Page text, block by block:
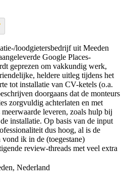
loodgietersbedrijf uit Meeden
Google Places-
geprezen om vakkundig werk,
heldere uitleg tijdens het
tot installatie van CV-ketels (o.a.
doorgaans dat de monteurs
zorgvuldig achterlaten en met
leveren, zoals hulp bij
installatie. Op basis van de input
dus hoog, al is de
ik in de (toegestane)
review-threads met veel extra
Nederland